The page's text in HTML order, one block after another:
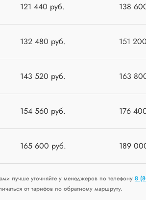
121 440 руб. 138
132 480 руб. 151
143 520 руб. 163
154 560 руб. 176
165 600 руб. 189
лучше уточняйте у менеджеров по телефону 8
от тарифов по обратному маршруту.